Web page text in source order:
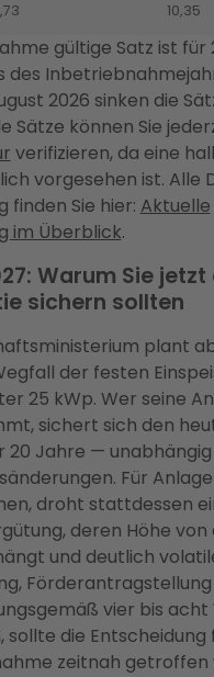
10,35
gültige Satz ist für
des
2026 sinken die
Sätze können Sie
verifizieren, da eine
vorgesehen ist. Alle
finden Sie hier: Aktuelle
im Überblick.
Warum Sie
sichern sollten
plant
der festen
25 kWp. Wer seine
sichert sich den
20 Jahre —
Für
droht stattdessen
deren Höhe von
und deutlich
vier bis acht
sollte die Entscheidung
zeitnah getroffen